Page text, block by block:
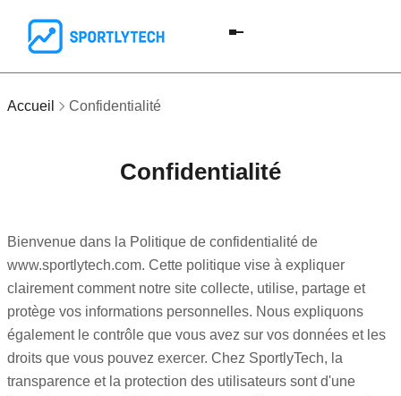
Accueil Confidentialité
Confidentialité
Bienvenue dans la Politique de confidentialité de
www.sportlytech.com. Cette politique vise à expliquer
clairement comment notre site collecte, utilise, partage et
protège vos informations personnelles. Nous expliquons
également le contrôle que vous avez sur vos données et les
droits que vous pouvez exercer. Chez SportlyTech, la
transparence et la protection des utilisateurs sont d'une